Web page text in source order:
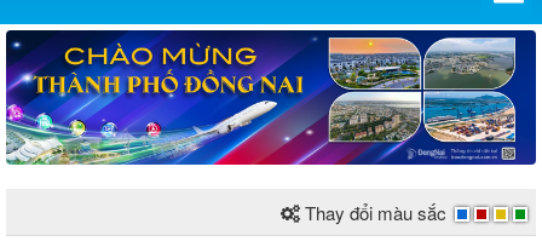
Thay đổi màu sắc